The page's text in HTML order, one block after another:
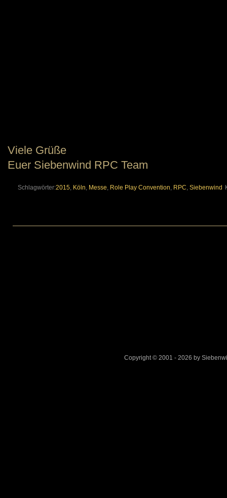
Viele Grüße
Euer Siebenwind RPC Team
Schlagwörter:2015, Köln, Messe, Role Play Convention, RPC, Siebenwind
Copyright © 2001 - 2026 by